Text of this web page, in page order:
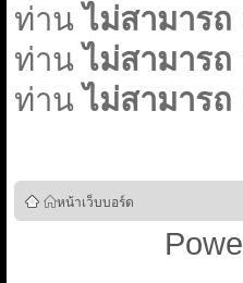
ท่านไม่สามารถ
ท่านไม่สามารถ
ท่านไม่สามารถ
หน้าเว็บบอร์ด